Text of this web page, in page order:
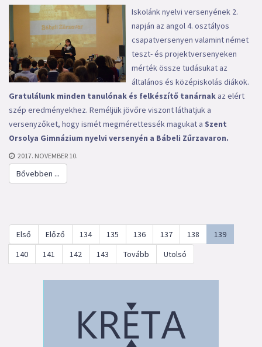
Iskolánk nyelvi versenyének 2.
napján az angol 4. osztályos
csapatversenyen valamint német
teszt- és projektversenyeken
mérték össze tudásukat az
általános és középiskolás diákok.
Gratulálunk minden tanulónak és felkészítő tanárnak az elért
szép eredményekhez. Reméljük jövőre viszont láthatjuk a
versenyzőket, hogy ismét megmérettessék magukat a Szent
Orsolya Gimnázium nyelvi versenyén a Bábeli Zűrzavaron.
2017. NOVEMBER 10.
Bővebben ...
Első Előző 134 135 136 137 138
139
140
141 142 143 Tovább Utolsó